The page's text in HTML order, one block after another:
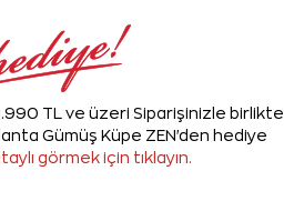
TL ve üzeri Siparişinizle birlikte
Gümüş Küpe ZEN'den hediye
görmek için tıklayın.